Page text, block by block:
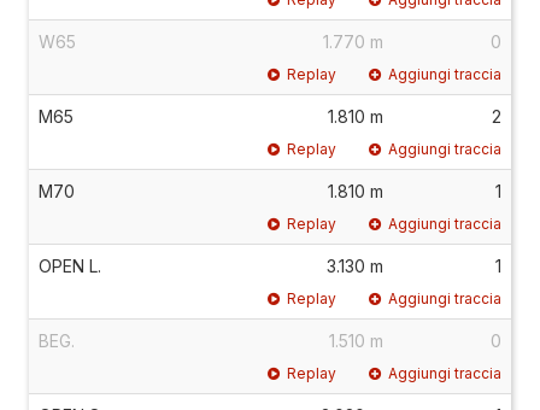
W65 1.770 m 0
Replay Aggiungi traccia
M65 1.810 m 2
Replay Aggiungi traccia
M70 1.810 m 1
Replay Aggiungi traccia
OPEN L. 3.130 m 1
Replay Aggiungi traccia
BEG. 1.510 m 0
Replay Aggiungi traccia